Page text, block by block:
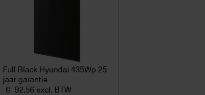
Full Black Hyundai 435Wp 25
jaar garantie
€ 92,56 excl. BTW